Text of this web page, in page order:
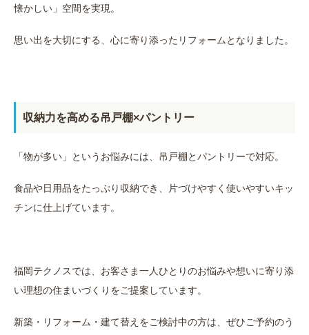
懐かしい」空間を実現。
思い出を大切にする、心に寄り添ったリフォームとなりました。
収納力を高める吊戸棚×パントリー
「物が多い」というお悩みには、吊戸棚とパントリーで対応。
食品や日用品をたっぷり収納でき、片づけやすく使いやすいキッ
チンに仕上げています。
福岡テクノスでは、お客さま一人ひとりのお悩みや想いに寄り添
い理想の住まいづくりをご提案しています。
新築・リフォーム・建て替えをご検討中の方は、ぜひご予約のう